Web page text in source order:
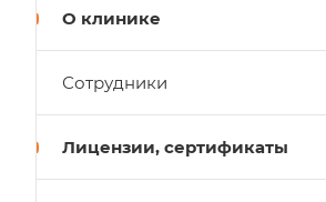
О клинике
Сотрудники
Лицензии, сертификаты